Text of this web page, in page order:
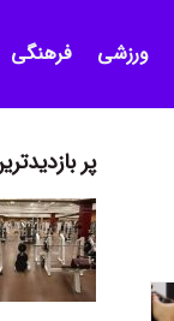
ورزشی فرهنگی
پر